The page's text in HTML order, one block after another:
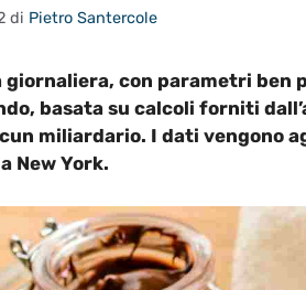
di Pietro Santercole
giornaliera, con parametri
basata su calcoli forniti
miliardario. I dati vengono
New York.